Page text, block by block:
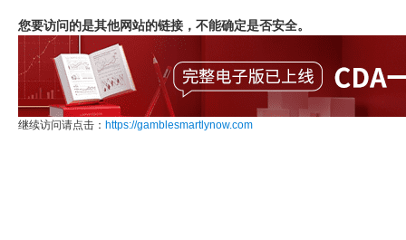
您要访问的是其他网站的链接，不能确定是否安全。
继续访问请点击： https://gamblesmartlynow.com